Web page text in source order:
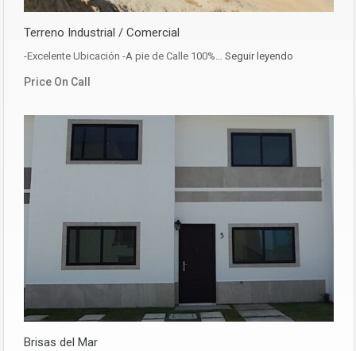
Terreno Industrial / Comercial
-Excelente Ubicación -A pie de Calle 100%… Seguir leyendo
Price On Call
Brisas del Mar